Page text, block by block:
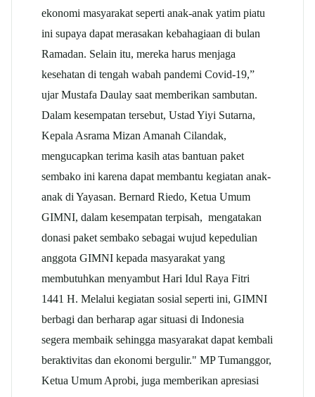
ekonomi masyarakat seperti anak-anak yatim piatu
ini supaya dapat merasakan kebahagiaan di bulan
Ramadan. Selain itu, mereka harus menjaga
kesehatan di tengah wabah pandemi Covid-19,”
ujar Mustafa Daulay saat memberikan sambutan.
Dalam kesempatan tersebut, Ustad Yiyi Sutarna,
Kepala Asrama Mizan Amanah Cilandak,
mengucapkan terima kasih atas bantuan paket
sembako ini karena dapat membantu kegiatan anak-
anak di Yayasan. Bernard Riedo, Ketua Umum
GIMNI, dalam kesempatan terpisah, mengatakan
donasi paket sembako sebagai wujud kepedulian
anggota GIMNI kepada masyarakat yang
membutuhkan menyambut Hari Idul Raya Fitri
1441 H. Melalui kegiatan sosial seperti ini, GIMNI
berbagi dan berharap agar situasi di Indonesia
segera membaik sehingga masyarakat dapat kembali
beraktivitas dan ekonomi bergulir." MP Tumanggor,
Ketua Umum Aprobi, juga memberikan apresiasi